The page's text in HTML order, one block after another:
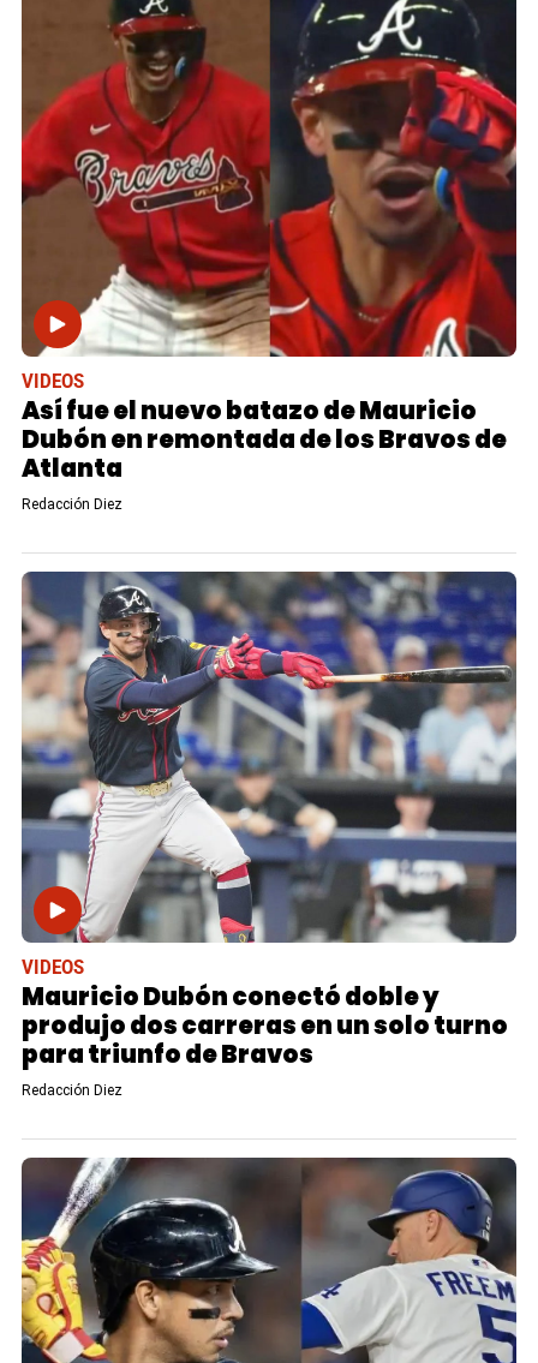
VIDEOS
Así fue el nuevo batazo de Mauricio
Dubón en remontada de los Bravos de
Atlanta
Redacción Diez
VIDEOS
Mauricio Dubón conectó doble y
produjo dos carreras en un solo turno
para triunfo de Bravos
Redacción Diez